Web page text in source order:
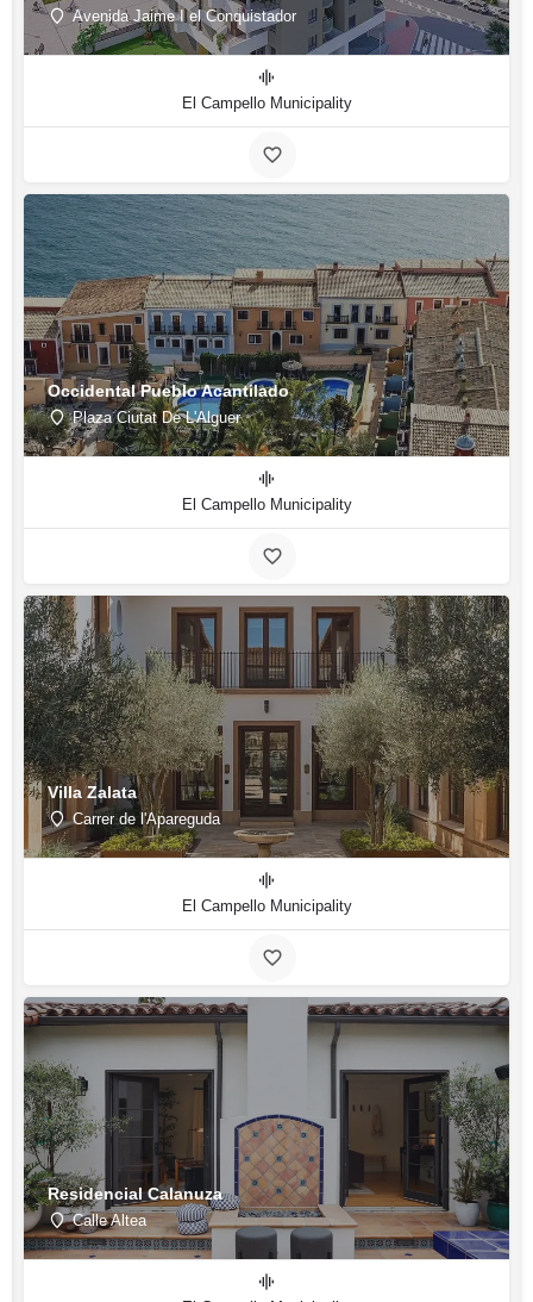
Avenida Jaime I el Conquistador
El Campello Municipality
Occidental Pueblo Acantilado
Plaza Ciutat De L'Alguer
El Campello Municipality
Villa Zalata
Carrer de l'Apareguda
El Campello Municipality
Residencial Calanuza
Calle Altea